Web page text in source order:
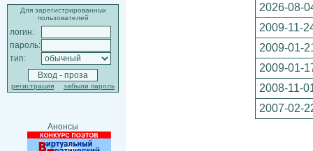
Для зарегистрированных
пользователей
логин:
пароль:
тип:
регистрация забыли пароль
Анонсы
2026-08-
2009-11-
2009-01-
2009-01-
2008-11-
2007-02-